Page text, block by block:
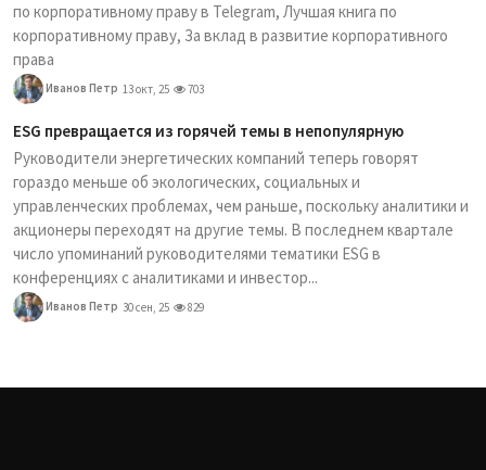
по корпоративному праву в Telegram, Лучшая книга по
корпоративному праву, За вклад в развитие корпоративного
права
Иванов Петр 13 окт, 25 703
ESG превращается из горячей темы в непопулярную
Руководители энергетических компаний теперь говорят
гораздо меньше об экологических, социальных и
управленческих проблемах, чем раньше, поскольку аналитики и
акционеры переходят на другие темы. В последнем квартале
число упоминаний руководителями тематики ESG в
конференциях с аналитиками и инвестор...
Иванов Петр 30 сен, 25 829